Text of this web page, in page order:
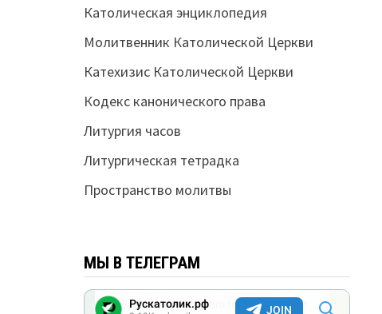
Католическая энциклопедия
Молитвенник Католической Церкви
Катехизис Католической Церкви
Кодекс канонического права
Литургия часов
Литургическая тетрадка
Пространство молитвы
МЫ В ТЕЛЕГРАМ